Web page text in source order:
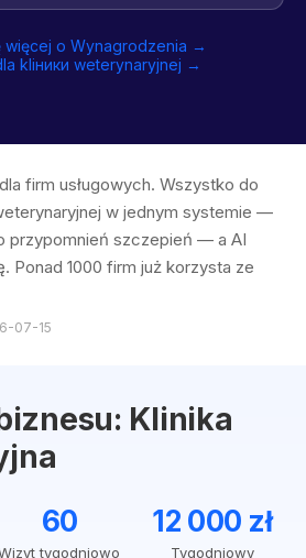
więcej o Wynagrodzenia →
kliники weterynaryjnej →
firm usługowych. Wszystko do
w jednym systemie —
przypomnień szczepień — a AI
Ponad 1000 firm już korzysta ze
07-15
Klinika
60
tygodniowo
12 000 zł
Tygodniowy